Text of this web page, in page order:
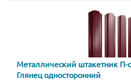
Металлический штакетник
Глянец односторонний